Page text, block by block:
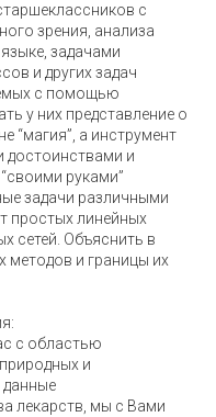
с
зрения, анализа
задачами
и других задач
с помощью
у них представление о
“магия”, а инструмент
достоинствами и
руками”
задачи различными
простых линейных
сетей. Объяснить в
методов и границы их
с областью
и
данные
лекарств, мы с Вами